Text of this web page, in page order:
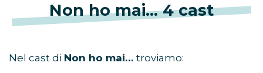
Non ho mai… 4 cast
Nel cast di Non ho mai… troviamo: